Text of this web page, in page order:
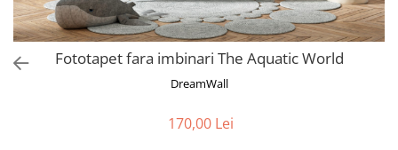
Watercolor
Fototapet fara imbinari The Aquatic World
DreamWall
170,00 Lei